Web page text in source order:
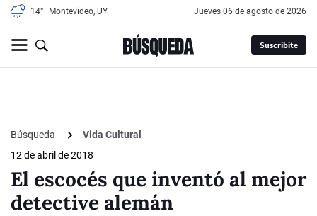
14° Montevideo, UY jueves 06 de agosto de 2026
Suscribite
Búsqueda
Vida Cultural
12 de abril de 2018
El escocés que inventó al mejor
detective alemán